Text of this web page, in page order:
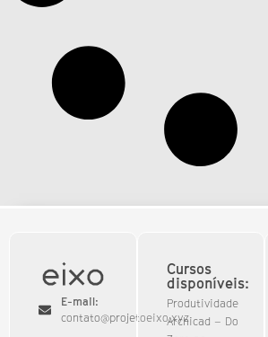
E-mail:
contato@projetoeixo.xyz
Cursos
disponíveis:
Produtividade
Archicad – Do